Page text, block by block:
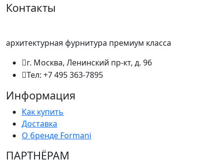
Контакты
архитектурная фурнитура премиум класса
г. Москва, Ленинский пр-кт, д. 96
Тел: +7 495 363-7895
Информация
Как купить
Доставка
О бренде Formani
ПАРТНËРАМ